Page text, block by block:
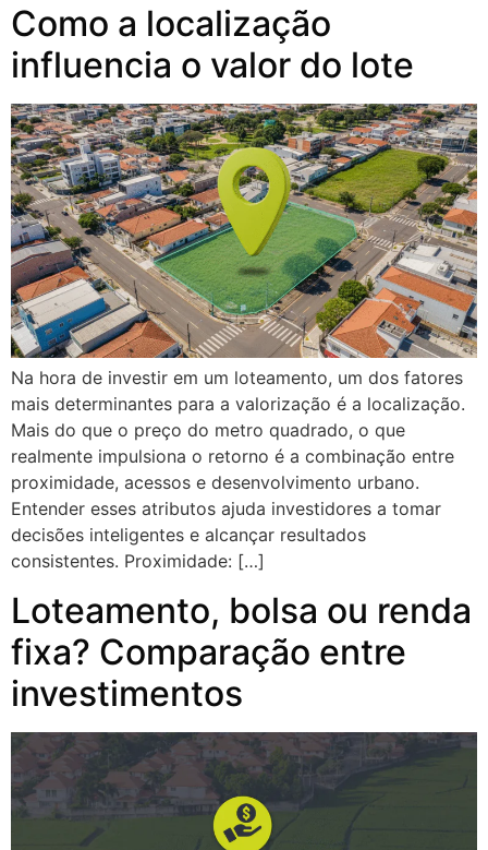
Como a localização
influencia o valor do lote
Na hora de investir em um loteamento, um dos fatores
mais determinantes para a valorização é a localização.
Mais do que o preço do metro quadrado, o que
realmente impulsiona o retorno é a combinação entre
proximidade, acessos e desenvolvimento urbano.
Entender esses atributos ajuda investidores a tomar
decisões inteligentes e alcançar resultados
consistentes. Proximidade: […]
Loteamento, bolsa ou renda
fixa? Comparação entre
investimentos